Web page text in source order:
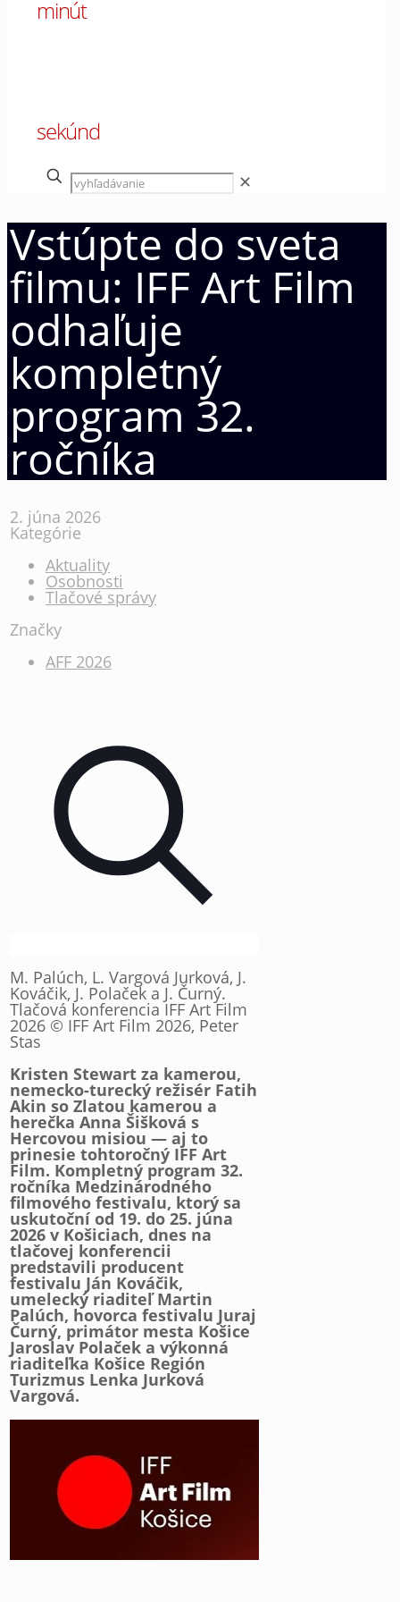
minút
sekúnd
✕
Vstúpte do sveta
filmu: IFF Art Film
odhaľuje
kompletný
program 32.
ročníka
2. júna 2026
Kategórie
Aktuality
Osobnosti
Tlačové správy
Značky
AFF 2026
M. Palúch, L. Vargová Jurková, J.
Kováčik, J. Polaček a J. Čurný.
Tlačová konferencia IFF Art Film
2026 © IFF Art Film 2026, Peter
Stas
Kristen Stewart za kamerou,
nemecko-turecký režisér Fatih
Akin so Zlatou kamerou a
herečka Anna Šišková s
Hercovou misiou — aj to
prinesie tohtoročný IFF Art
Film. Kompletný program 32.
ročníka Medzinárodného
filmového festivalu, ktorý sa
uskutoční od 19. do 25. júna
2026 v Košiciach, dnes na
tlačovej konferencii
predstavili producent
festivalu Ján Kováčik,
umelecký riaditeľ Martin
Palúch, hovorca festivalu Juraj
Čurný, primátor mesta Košice
Jaroslav Polaček a výkonná
riaditeľka Košice Región
Turizmus Lenka Jurková
Vargová.